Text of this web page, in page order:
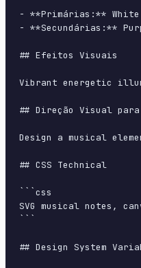
- **Primárias:** White
- **Secundárias:**
## Efeitos Visuais
Vibrant energetic
## Direção Visual
Design a musical
## CSS Technical
```css
SVG musical notes,
```
## Design System